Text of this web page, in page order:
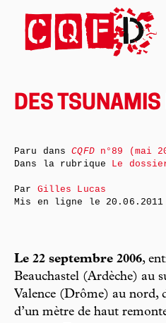
DES
Le 22 septembre 2006,
Beauchastel (Ardèche) au
Valence (Drôme) au nord,
d’un mètre de haut
Paru dansCQFDn°89 (mai
Dans la rubrique Le
Par Gilles Lucas
Mis en ligne le 20.06.2011